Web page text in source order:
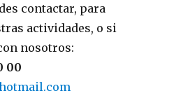
contactar, para
actividades, o si
nosotros:
00